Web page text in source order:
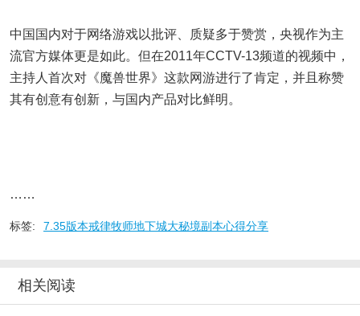
中国国内对于网络游戏以批评、质疑多于赞赏，央视作为主
流官方媒体更是如此。但在2011年CCTV-13频道的视频中，
主持人首次对《魔兽世界》这款网游进行了肯定，并且称赞
其有创意有创新，与国内产品对比鲜明。
……
标签: 7.35版本戒律牧师地下城大秘境副本心得分享
相关阅读